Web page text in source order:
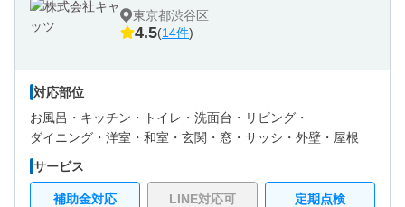
東京都渋谷区
4.5(14件)
対応部位
お風呂・ キッチン・ トイレ・ 洗面台・ リビング・
ダイニング・ 洋室・ 和室・ 玄関・ 窓・サッシ・ 外壁・ 屋根
サービス
補助金対応 LINE対応可 定期点検